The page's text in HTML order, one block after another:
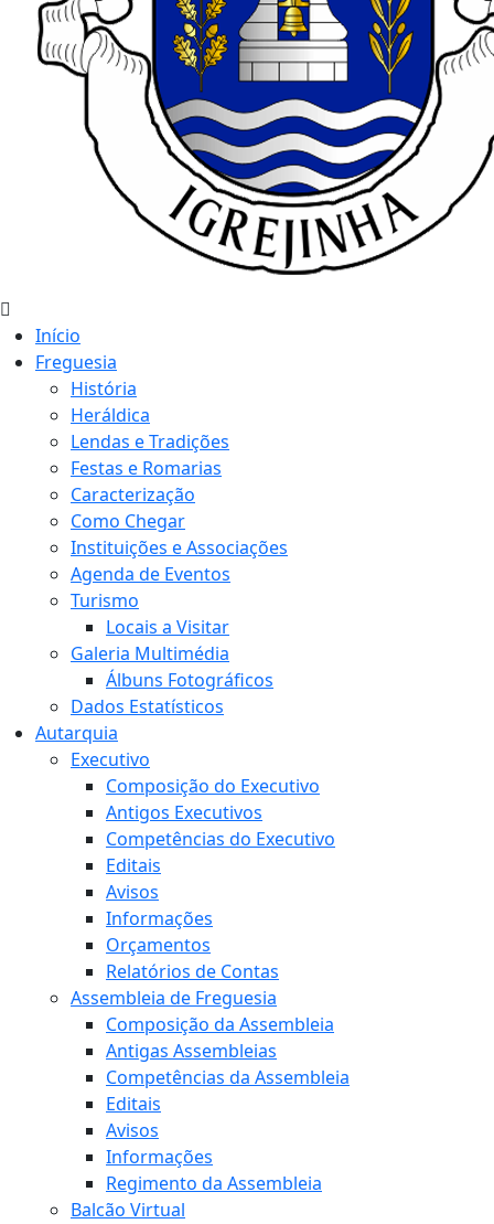
Início
Freguesia
História
Heráldica
Lendas e Tradições
Festas e Romarias
Caracterização
Como Chegar
Instituições e Associações
Agenda de Eventos
Turismo
Locais a Visitar
Galeria Multimédia
Álbuns Fotográficos
Dados Estatísticos
Autarquia
Executivo
Composição do Executivo
Antigos Executivos
Competências do Executivo
Editais
Avisos
Informações
Orçamentos
Relatórios de Contas
Assembleia de Freguesia
Composição da Assembleia
Antigas Assembleias
Competências da Assembleia
Editais
Avisos
Informações
Regimento da Assembleia
Balcão Virtual